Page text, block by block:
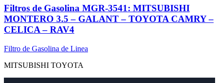
Filtros de Gasolina MGR-3541: MITSUBISHI
MONTERO 3.5 – GALANT – TOYOTA CAMRY –
CELICA – RAV4
Filtro de Gasolina de Linea
MITSUBISHI TOYOTA